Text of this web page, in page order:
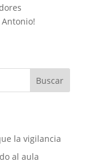
Buscar
la vigilancia
al aula